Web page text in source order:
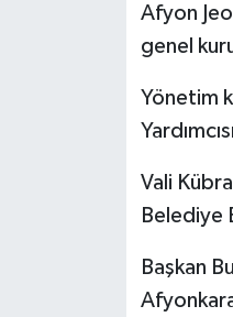
Afyon
genel
Yönetim
Vali
Belediye
Başkan